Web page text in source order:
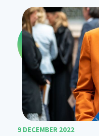
9 DECEMBER 2022